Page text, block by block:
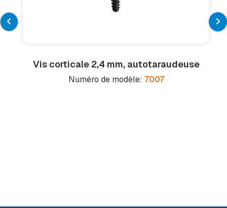
Vis corticale 2,4 mm, autotaraudeuse
Numéro de modèle: 7007